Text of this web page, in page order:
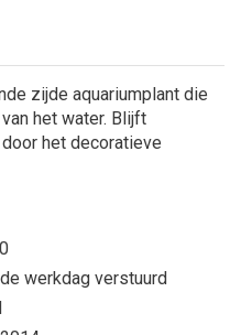
zijde aquariumplant die
het water. Blijft
het decoratieve
werkdag verstuurd